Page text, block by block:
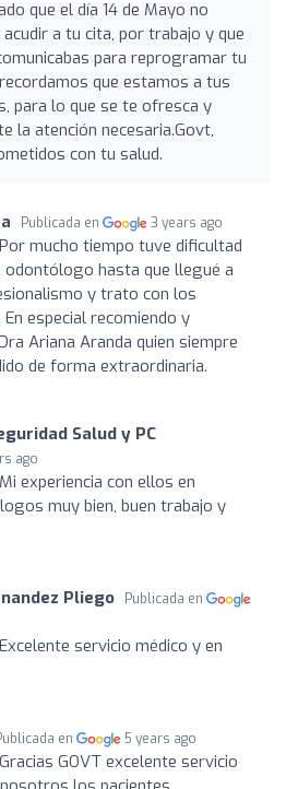
que el día 14 de Mayo no
a tu cita, por trabajo y que
para reprogramar tu
que estamos a tus
para lo que se te ofresca y
la atención necesaria.Govt,
con tu salud.
Publicada en 3 years ago
Por mucho tiempo tuve dificultad
odontólogo hasta que llegué a
y trato con los
especial recomiendo y
Ariana Aranda quien siempre
de forma extraordinaria.
Salud y PC
ago
Mi experiencia con ellos en
muy bien, buen trabajo y
Pliego
Publicada en
Excelente servicio médico y en
en 5 years ago
Gracias GOVT excelente servicio